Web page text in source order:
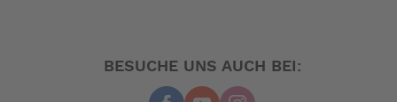
BESUCHE UNS AUCH BEI: